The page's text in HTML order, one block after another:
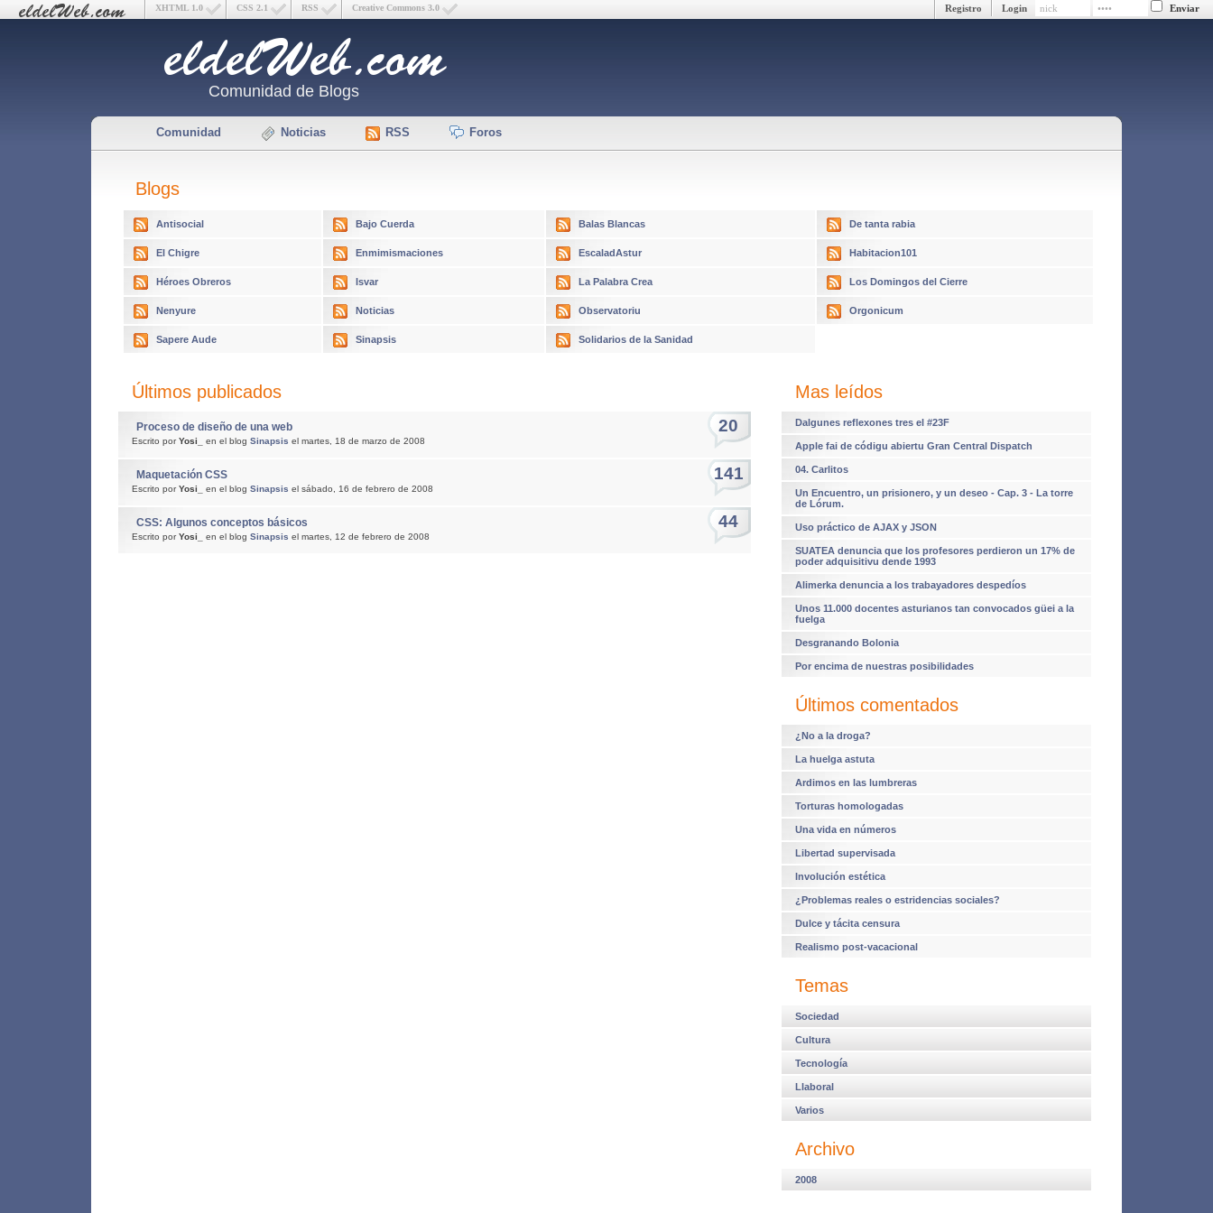
Creative Commons 3.0
RSS
CSS 2.1
XHTML 1.0 Login
Registro
Comunidad de Blogs
Comunidad Noticias RSS Foros
Blogs
Antisocial Bajo Cuerda Balas Blancas De tanta rabia
El Chigre Enmimismaciones EscaladAstur Habitacion101
Héroes Obreros Isvar La Palabra Crea Los Domingos del Cierre
Nenyure Noticias Observatoriu Orgonicum
Sapere Aude Sinapsis Solidarios de la Sanidad
Mas leídos
Dalgunes reflexones tres el #23F
Apple fai de códigu abiertu Gran Central Dispatch
04. Carlitos
Un Encuentro, un prisionero, y un deseo - Cap. 3 - La torre
de Lórum.
Uso práctico de AJAX y JSON
SUATEA denuncia que los profesores perdieron un 17% de
poder adquisitivu dende 1993
Alimerka denuncia a los trabayadores despedíos
Unos 11.000 docentes asturianos tan convocados güei a la
fuelga
Desgranando Bolonia
Por encima de nuestras posibilidades
Últimos comentados
¿No a la droga?
La huelga astuta
Ardimos en las lumbreras
Torturas homologadas
Una vida en números
Libertad supervisada
Involución estética
¿Problemas reales o estridencias sociales?
Dulce y tácita censura
Realismo post-vacacional
Temas
Sociedad
Cultura
Tecnología
Llaboral
Varios
Archivo
2008
Últimos publicados
20
Proceso de diseño de una web
Escrito porYosi_ en el blog Sinapsis el martes, 18 de marzo de 2008
141
Maquetación CSS
Escrito porYosi_ en el blog Sinapsis el sábado, 16 de febrero de 2008
44
CSS: Algunos conceptos básicos
Escrito porYosi_ en el blog Sinapsis el martes, 12 de febrero de 2008